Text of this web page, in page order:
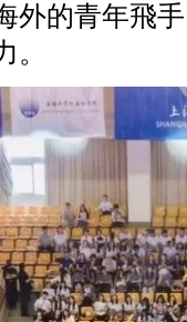
外的青年飛
。